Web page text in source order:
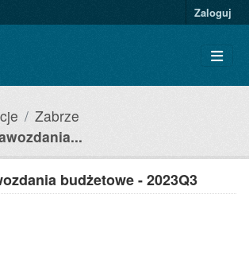
Zaloguj
Zabrze
budżetowe - 2023Q3